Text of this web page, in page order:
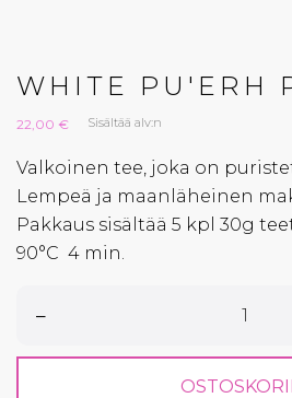
WHITE PU'ERH
22,00 € Sisältää alv:n
Valkoinen tee, joka on
Lempeä ja maanläheinen
Pakkaus sisältää 5 kpl 30g
90°C 4 min.
–